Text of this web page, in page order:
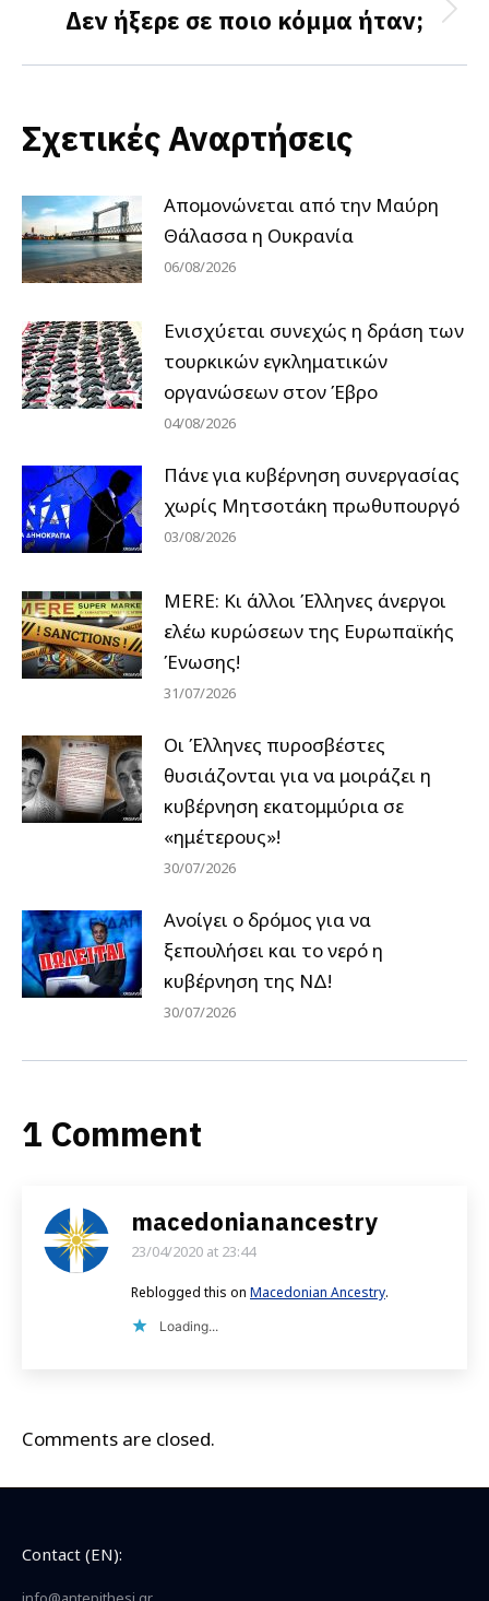
Next
Δεν ήξερε σε ποιο κόμμα ήταν;
Σχετικές Αναρτήσεις
Απομονώνεται από την Μαύρη
Θάλασσα η Ουκρανία
06/08/2026
Ενισχύεται συνεχώς η δράση των
τουρκικών εγκληματικών
οργανώσεων στον Έβρο
04/08/2026
Πάνε για κυβέρνηση συνεργασίας
χωρίς Μητσοτάκη πρωθυπουργό
03/08/2026
MERE: Κι άλλοι Έλληνες άνεργοι
ελέω κυρώσεων της Ευρωπαϊκής
Ένωσης!
31/07/2026
Οι Έλληνες πυροσβέστες
θυσιάζονται για να μοιράζει η
κυβέρνηση εκατομμύρια σε
«ημέτερους»!
30/07/2026
Ανοίγει ο δρόμος για να
ξεπουλήσει και το νερό η
κυβέρνηση της ΝΔ!
30/07/2026
1 Comment
macedonianancestry
says:
23/04/2020 at 23:44
Reblogged this on Macedonian Ancestry.
Loading...
Comments are closed.
Contact (EN):